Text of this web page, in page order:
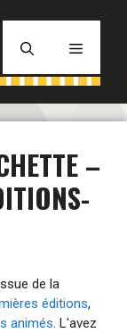
MENU
–
de la
éditions,
animés. L'avez